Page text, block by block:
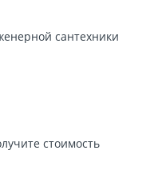
стоимость